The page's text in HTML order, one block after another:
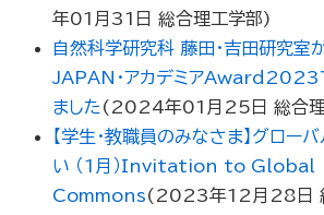
年01月31日 総合理工学部)
自然科学研究科 藤田・吉田研究
JAPAN・アカデミアAward2023
ました ( 2024年01月25日 総合
【学生・教職員のみなさま】グロー
い （1月）Invitation to Global
Commons( 2023年12月28日